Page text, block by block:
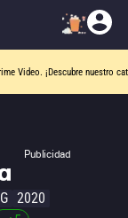
Video. ¡Descubre nuestro
Publicidad
2020